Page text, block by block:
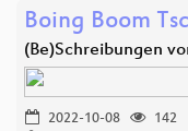
Boing Boom
(Be)Schreibungen
2022-10-08 142